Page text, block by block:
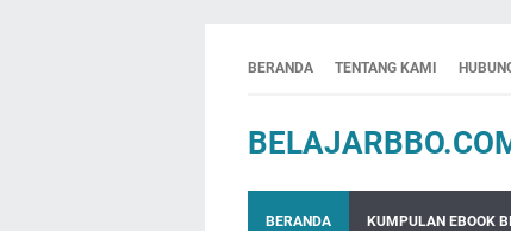
BERANDA TENTANG KAMI
BERANDA KUMPULAN EBOOK